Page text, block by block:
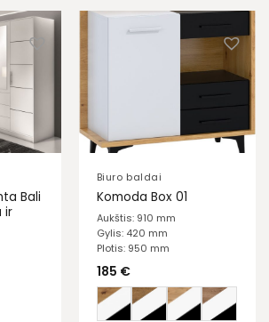
Bali
ir
Biuro baldai
Komoda Box 01
Aukštis: 910 mm
Gylis: 420 mm
Plotis: 950 mm
185 €